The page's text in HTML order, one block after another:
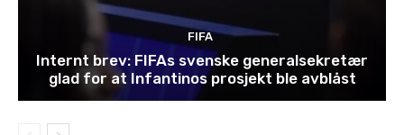
FIFA
Internt brev: FIFAs svenske generalsekretær
glad for at Infantinos prosjekt ble avblåst